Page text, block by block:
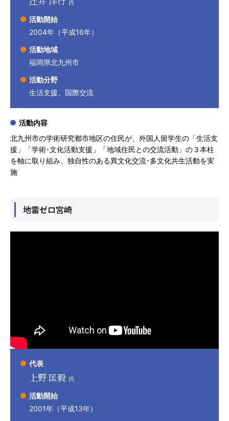
氏
活動開始
2004年（平成16年）
活動地域
福岡県北九州市
活動分野
生活支援、国際交流
活動内容
北九州市の学術研究都市地区の住民が、外国人留学生の「生活支
援」「学術･文化活動支援」「地域住民との交流活動」の３本柱
を軸に取り組み、独自性のある異文化交流･多文化共生活動を実
施
地雷ゼロ宮崎
代表
上野 匡毅 氏
活動開始
2001年（平成13年）